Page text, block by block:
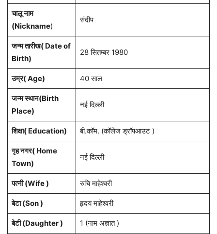
चालू नाम
(Nickname)
संदीप
जन्म तारीख( Date of
Birth)
28 सितम्बर 1980
उम्र( Age) 40 साल
जन्म स्थान(Birth
Place)
नई दिल्ली
शिक्षा( Education) बी.कॉम. (कॉलेज ड्रॉपआउट )
गृह नगर( Home
Town)
नई दिल्ली
पत्नी (Wife ) रुचि माहेश्वरी
बेटा (Son ) हृदय माहेश्वरी
बेटी (Daughter ) 1 (नाम अज्ञात )